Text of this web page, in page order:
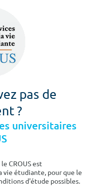
pas de
?
universitaires
CROUS est
vie étudiante, pour que le
d'étude possibles.